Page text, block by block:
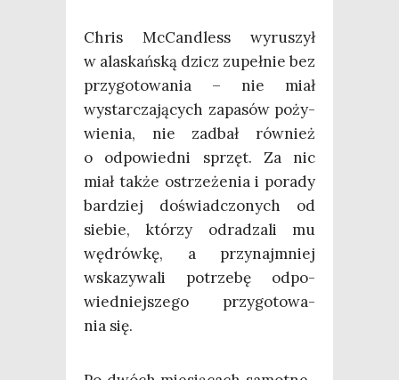
Chris McCan­dless wyru­szył
w ala­skań­ską dzicz zupeł­nie bez
przy­go­to­wa­nia – nie miał
wystar­cza­ją­cych zapa­sów poży­
wie­nia, nie zadbał rów­nież
o odpo­wied­ni sprzęt. Za nic
miał tak­że ostrze­że­nia i pora­dy
bar­dziej doświad­czo­nych od
sie­bie, któ­rzy odra­dza­li mu
wędrów­kę, a przy­naj­mniej
wska­zy­wa­li potrze­bę odpo­
wied­niej­sze­go przy­go­to­wa­
nia się.